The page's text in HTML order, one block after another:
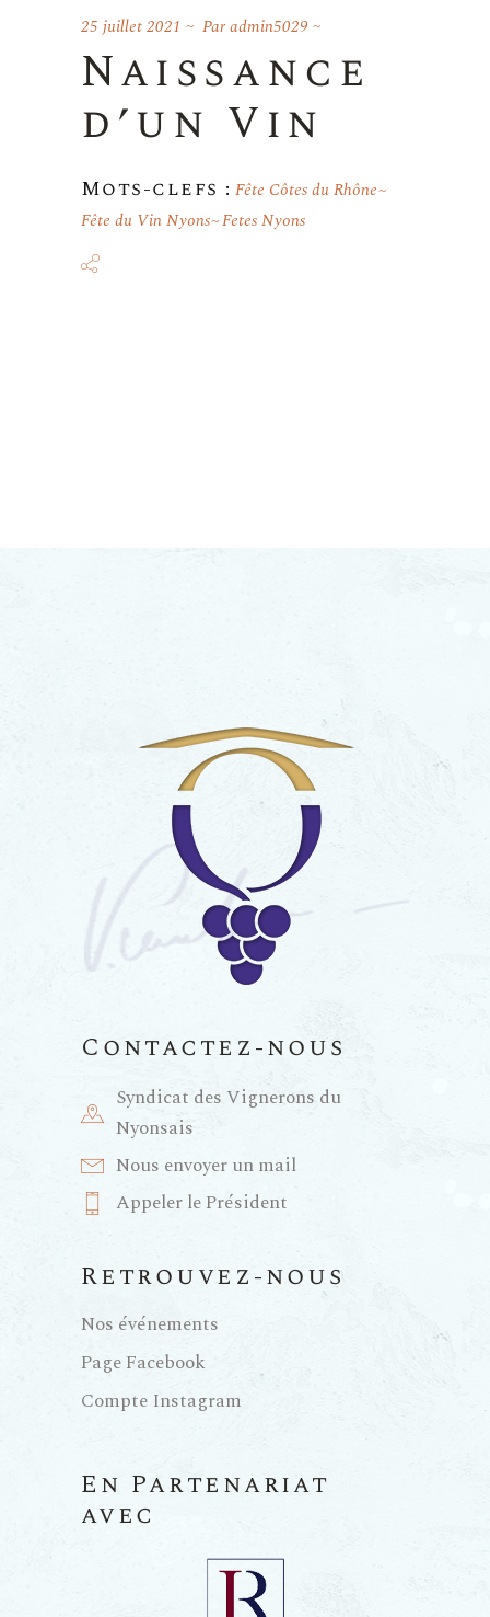
25 juillet 2021 Paradmin5029
Naissance
d’un Vin
Mots-clefs : Fête Côtes du Rhône
Fête du Vin Nyons Fetes Nyons
Contactez-nous
Syndicat des Vignerons du
Nyonsais
Nous envoyer un mail
Appeler le Président
Retrouvez-nous
Nos événements
Page Facebook
Compte Instagram
En Partenariat
avec